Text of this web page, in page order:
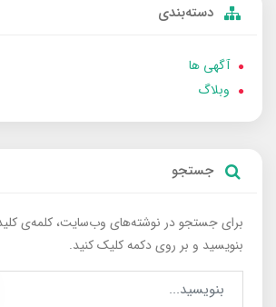
دسته‌بندی
آگهی ها
وبلاگ
جستجو
برای جستجو در نوشته‌های وب‌سایت، کلمه‌ی
بنویسید و بر روی دکمه کلیک کنید.